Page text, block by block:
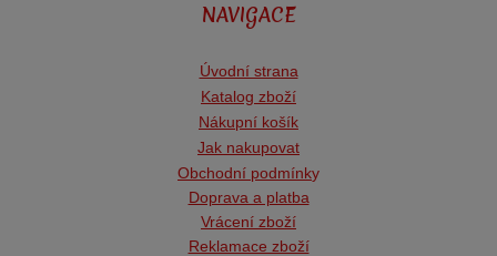
NAVIGACE
Úvodní strana
Katalog zboží
Nákupní košík
Jak nakupovat
Obchodní podmínky
Doprava a platba
Vrácení zboží
Reklamace zboží